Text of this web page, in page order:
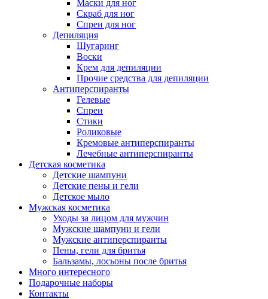
Маски для ног
Скраб для ног
Спреи для ног
Депиляция
Шугаринг
Воски
Крем для депиляции
Прочие средства для депиляции
Антиперспиранты
Гелевые
Спреи
Стики
Роликовые
Кремовые антиперспиранты
Лечебные антиперспиранты
Детская косметика
Детские шампуни
Детские пены и гели
Детское мыло
Мужская косметика
Уходы за лицом для мужчин
Мужские шампуни и гели
Мужские антиперспиранты
Пены, гели для бритья
Бальзамы, лосьоны после бритья
Много интересного
Подарочные наборы
Контакты